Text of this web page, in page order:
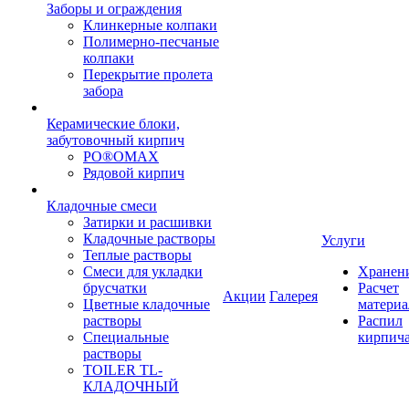
Заборы и ограждения
Клинкерные колпаки
Полимерно-песчаные
колпаки
Перекрытие пролета
забора
Керамические блоки,
забутовочный кирпич
PO®OMAX
Рядовой кирпич
Кладочные смеси
Затирки и расшивки
Кладочные растворы
Теплые растворы
Смеси для укладки
брусчатки
Цветные кладочные
растворы
Специальные
растворы
TOILER TL-
КЛАДОЧНЫЙ
Акции Галерея
Услуги
Расчет
Распил